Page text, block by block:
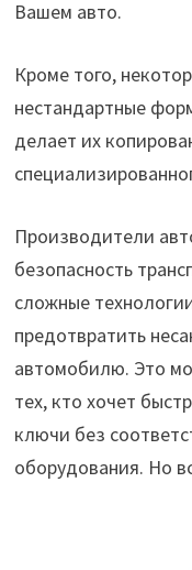
Вашем авто.
Кроме того,
нестандартные
делает их
Производители
безопасность
сложные
предотвратить
автомобилю. Это
тех, кто хочет
ключи без
оборудования. Но